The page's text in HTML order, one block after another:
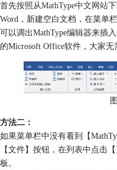
首先按照从MathType中文网站
Word，新建空白文档，在菜单
可以调出MathType编辑器来插
的Microsoft Office软件，大家无
方法二：
如果菜单栏中没有看到【
【文件】按钮，在列表中点击
板。